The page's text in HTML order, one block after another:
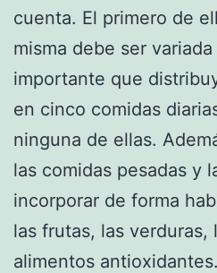
cuenta. El primero de
misma debe ser
importante que
en cinco comidas
ninguna de ellas.
las comidas pesadas y
incorporar de forma
las frutas, las verduras,
alimentos antioxidantes.